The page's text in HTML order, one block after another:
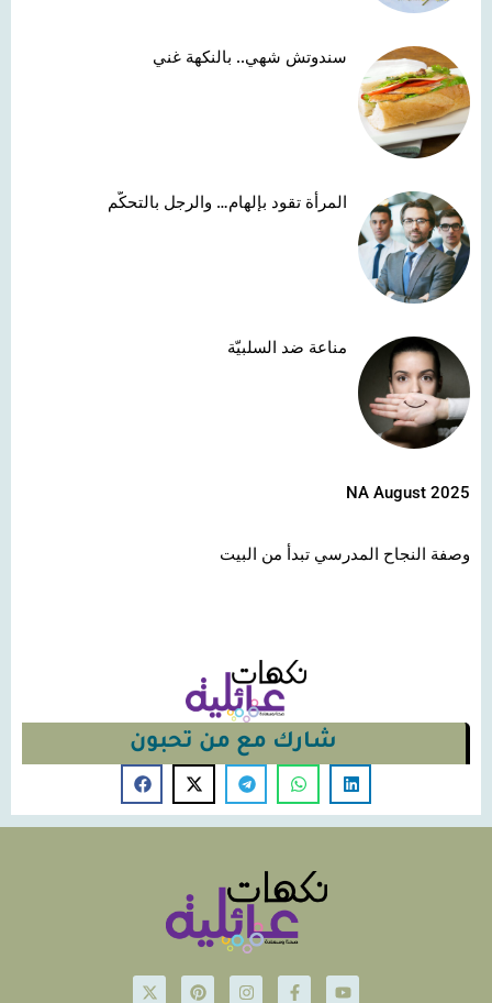
سندوتش شهي.. بالنكهة غني
المرأة تقود بإلهام… والرجل بالتحكّم
مناعة ضد السلبيّة
NA August 2025
وصفة النجاح المدرسي تبدأ من البيت
شارك مع من تحبون